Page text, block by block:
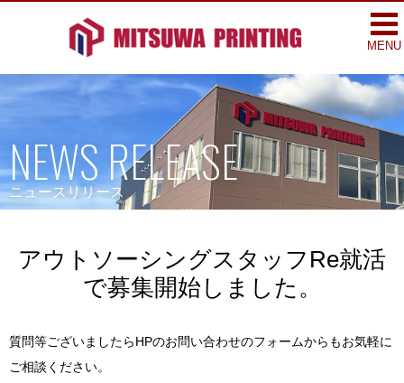
MENU
NEWS RELEASE
ニュースリリース
アウトソーシングスタッフRe就活
で募集開始しました。
質問等ございましたらHPのお問い合わせのフォームからもお気軽に
ご相談ください。